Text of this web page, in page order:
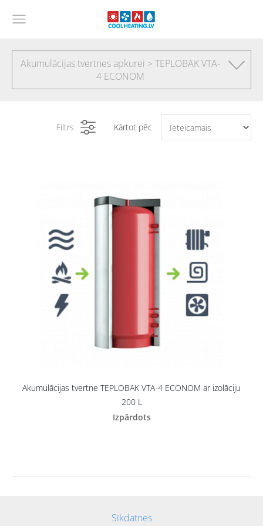
Akumulācijas tvertnes apkurei > TEPLOBAK VTA-
4 ECONOM
Filtrs Kārtot pēc
Akumulācijas tvertne TEPLOBAK VTA-4 ECONOM ar izolāciju
200 L
Izpārdots
Sīkdatnes